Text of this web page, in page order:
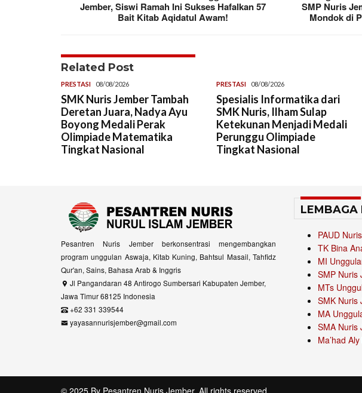
Jember, Siswi Ramah Ini Sukses Hafalkan 57
Bait Kitab Aqidatul Awam!
SMP Nuris
Mondok di
Related Post
PRESTASI 08/08/2026
SMK Nuris Jember Tambah
Deretan Juara, Nadya Ayu
Boyong Medali Perak
Olimpiade Matematika
Tingkat Nasional
PRESTASI 08/08/2026
Spesialis Informatika dari
SMK Nuris, Ilham Sulap
Ketekunan Menjadi Medali
Perunggu Olimpiade
Tingkat Nasional
Pesantren Nuris Jember berkonsentrasi mengembangkan
program unggulan Aswaja, Kitab Kuning, Bahtsul Masail, Tahfidz
Qur'an, Sains, Bahasa Arab & Inggris
Jl Pangandaran 48 Antirogo Sumbersari Kabupaten Jember,
Jawa Timur 68125 Indonesia
+62 331 339544
yayasannurisjember@gmail.com
LEMBAGA
PAUD Nuris
TK Bina
MI
SMP Nuris
MTs
SMK Nuris
MA
SMA Nuris
Ma’had
© 2025 By Pesantren Nuris Jember. All rights reserved.